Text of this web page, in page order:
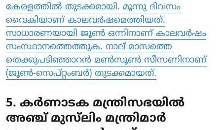
കേരളത്തില്‍ തുടക്കമായി. മൂന്നു ദിവസം
വൈകിയാണ് കാലവര്‍ഷമെത്തിയത്.
സാധാരണയായി ജൂണ്‍ ഒന്നിനാണ് കാലവര്‍ഷം
സംസ്ഥാനത്തെത്തുക. നാല് മാസത്തെ
തെക്കുപടിഞ്ഞാറന്‍ മണ്‍സൂണ്‍ സീസണിനാണ്
(ജൂണ്‍-സെപ്റ്റംബര്‍) തുടക്കമായത്.
5. കർണാടക മന്ത്രിസഭയിൽ
അഞ്ച് മുസ്‌ലിം മന്ത്രിമാർ